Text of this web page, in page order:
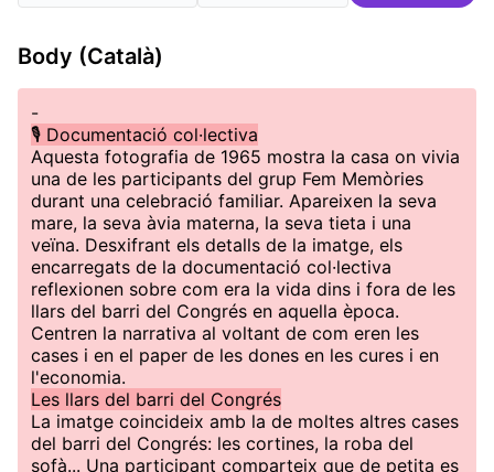
Body (Català)
-
🎙️ Documentació col·lectiva
Aquesta fotografia de 1965 mostra la casa on vivia
una de les participants del grup Fem Memòries
durant una celebració familiar. Apareixen la seva
mare, la seva àvia materna, la seva tieta i una
veïna. Desxifrant els detalls de la imatge, els
encarregats de la documentació col·lectiva
reflexionen sobre com era la vida dins i fora de les
llars del barri del Congrés en aquella època.
Centren la narrativa al voltant de com eren les
cases i en el paper de les dones en les cures i en
l'economia.
Les llars del barri del Congrés
La imatge coincideix amb la de moltes altres cases
del barri del Congrés: les cortines, la roba del
sofà... Una participant comparteix que de petita es